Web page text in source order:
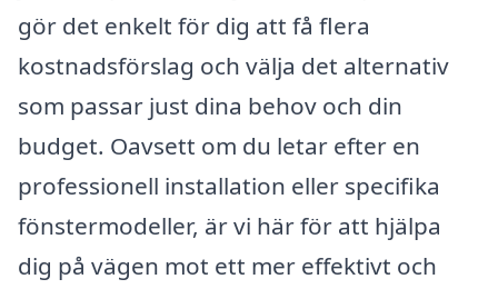
gör det enkelt för dig att få flera
kostnadsförslag och välja det alternativ
som passar just dina behov och din
budget. Oavsett om du letar efter en
professionell installation eller specifika
fönstermodeller, är vi här för att hjälpa
dig på vägen mot ett mer effektivt och